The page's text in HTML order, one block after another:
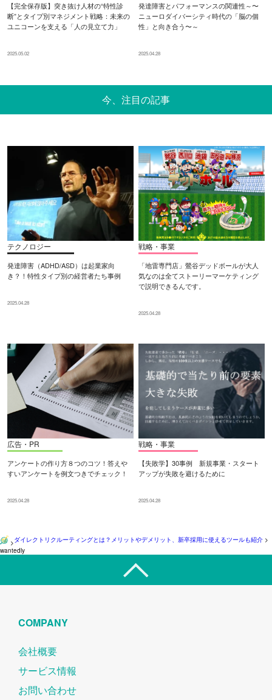
【完全保存版】突き抜け人材の“特性診
断”とタイプ別マネジメント戦略：未来の
ユニコーンを支える「人の見立て力」
2025.05.02
発達障害とパフォーマンスの関連性～〜
ニューロダイバーシティ時代の「脳の個
性」と向き合う〜～
2025.04.28
今、注目の記事
テクノロジー
発達障害（ADHD/ASD）は起業家向
き？！特性タイプ別の経営者たち事例
2025.04.28
戦略・事業
「地雷専門店」鶯谷デッドボールが大人
気なのは全てストーリーマーケティング
で説明できるんです。
2025.04.28
広告・PR
アンケートの作り方８つのコツ！答えや
すいアンケートを例文つきでチェック！
2025.04.28
戦略・事業
【失敗学】30事例 新規事業・スタート
アップが失敗を避けるために
2025.04.28
>ダイレクトリクルーティングとは？メリットやデメリット、新卒採用に使えるツールも紹介>
wantedly
COMPANY
会社概要
サービス情報
お問い合わせ